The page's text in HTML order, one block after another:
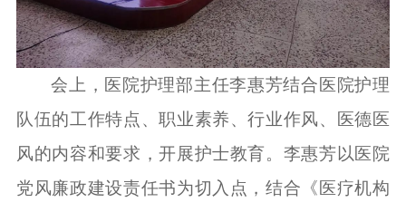
会上，医院护理部主任李惠芳结合医院护理
队伍的工作特点、职业素养、行业作风、医德医
风的内容和要求，开展护士教育。李惠芳以医院
党风廉政建设责任书为切入点，结合《医疗机构